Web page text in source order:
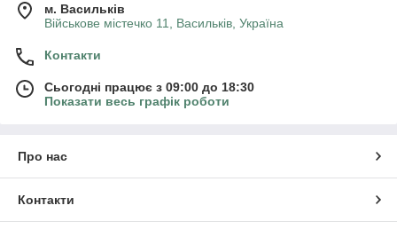
м. Васильків
Військове містечко 11, Васильків, Україна
Контакти
Сьогодні працює з 09:00 до 18:30
Показати весь графік роботи
Про нас
Контакти